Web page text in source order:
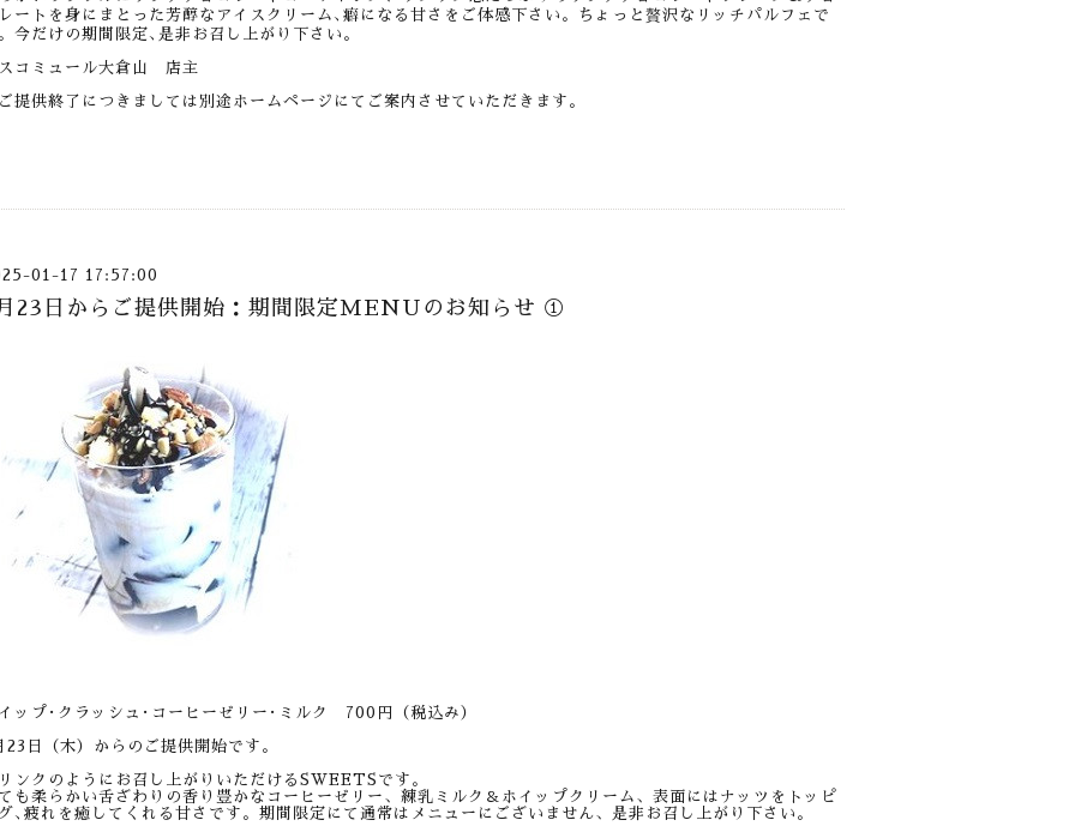
ートを身にまとった芳醇なアイスクリーム､癖になる甘さをご体感下さい。ちょっと贅沢なリッチパルフェで
今だけの期間限定､是非お召し上がり下さい。
コミュール大倉山 店主
提供終了につきましては別途ホームページにてご案内させていただきます。
01-17 17:57:00
23日からご提供開始：期間限定MENUのお知らせ ①
ップ･クラッシュ･コーヒーゼリー･ミルク 700円（税込み）
23日（木）からのご提供開始です。
ンクのようにお召し上がりいただけるSWEETSです。
も柔らかい舌ざわりの香り豊かなコーヒーゼリー、練乳ミルク＆ホイップクリーム、表面にはナッツをトッピ
､疲れを癒してくれる甘さです。期間限定にて通常はメニューにございません、是非お召し上がり下さい。